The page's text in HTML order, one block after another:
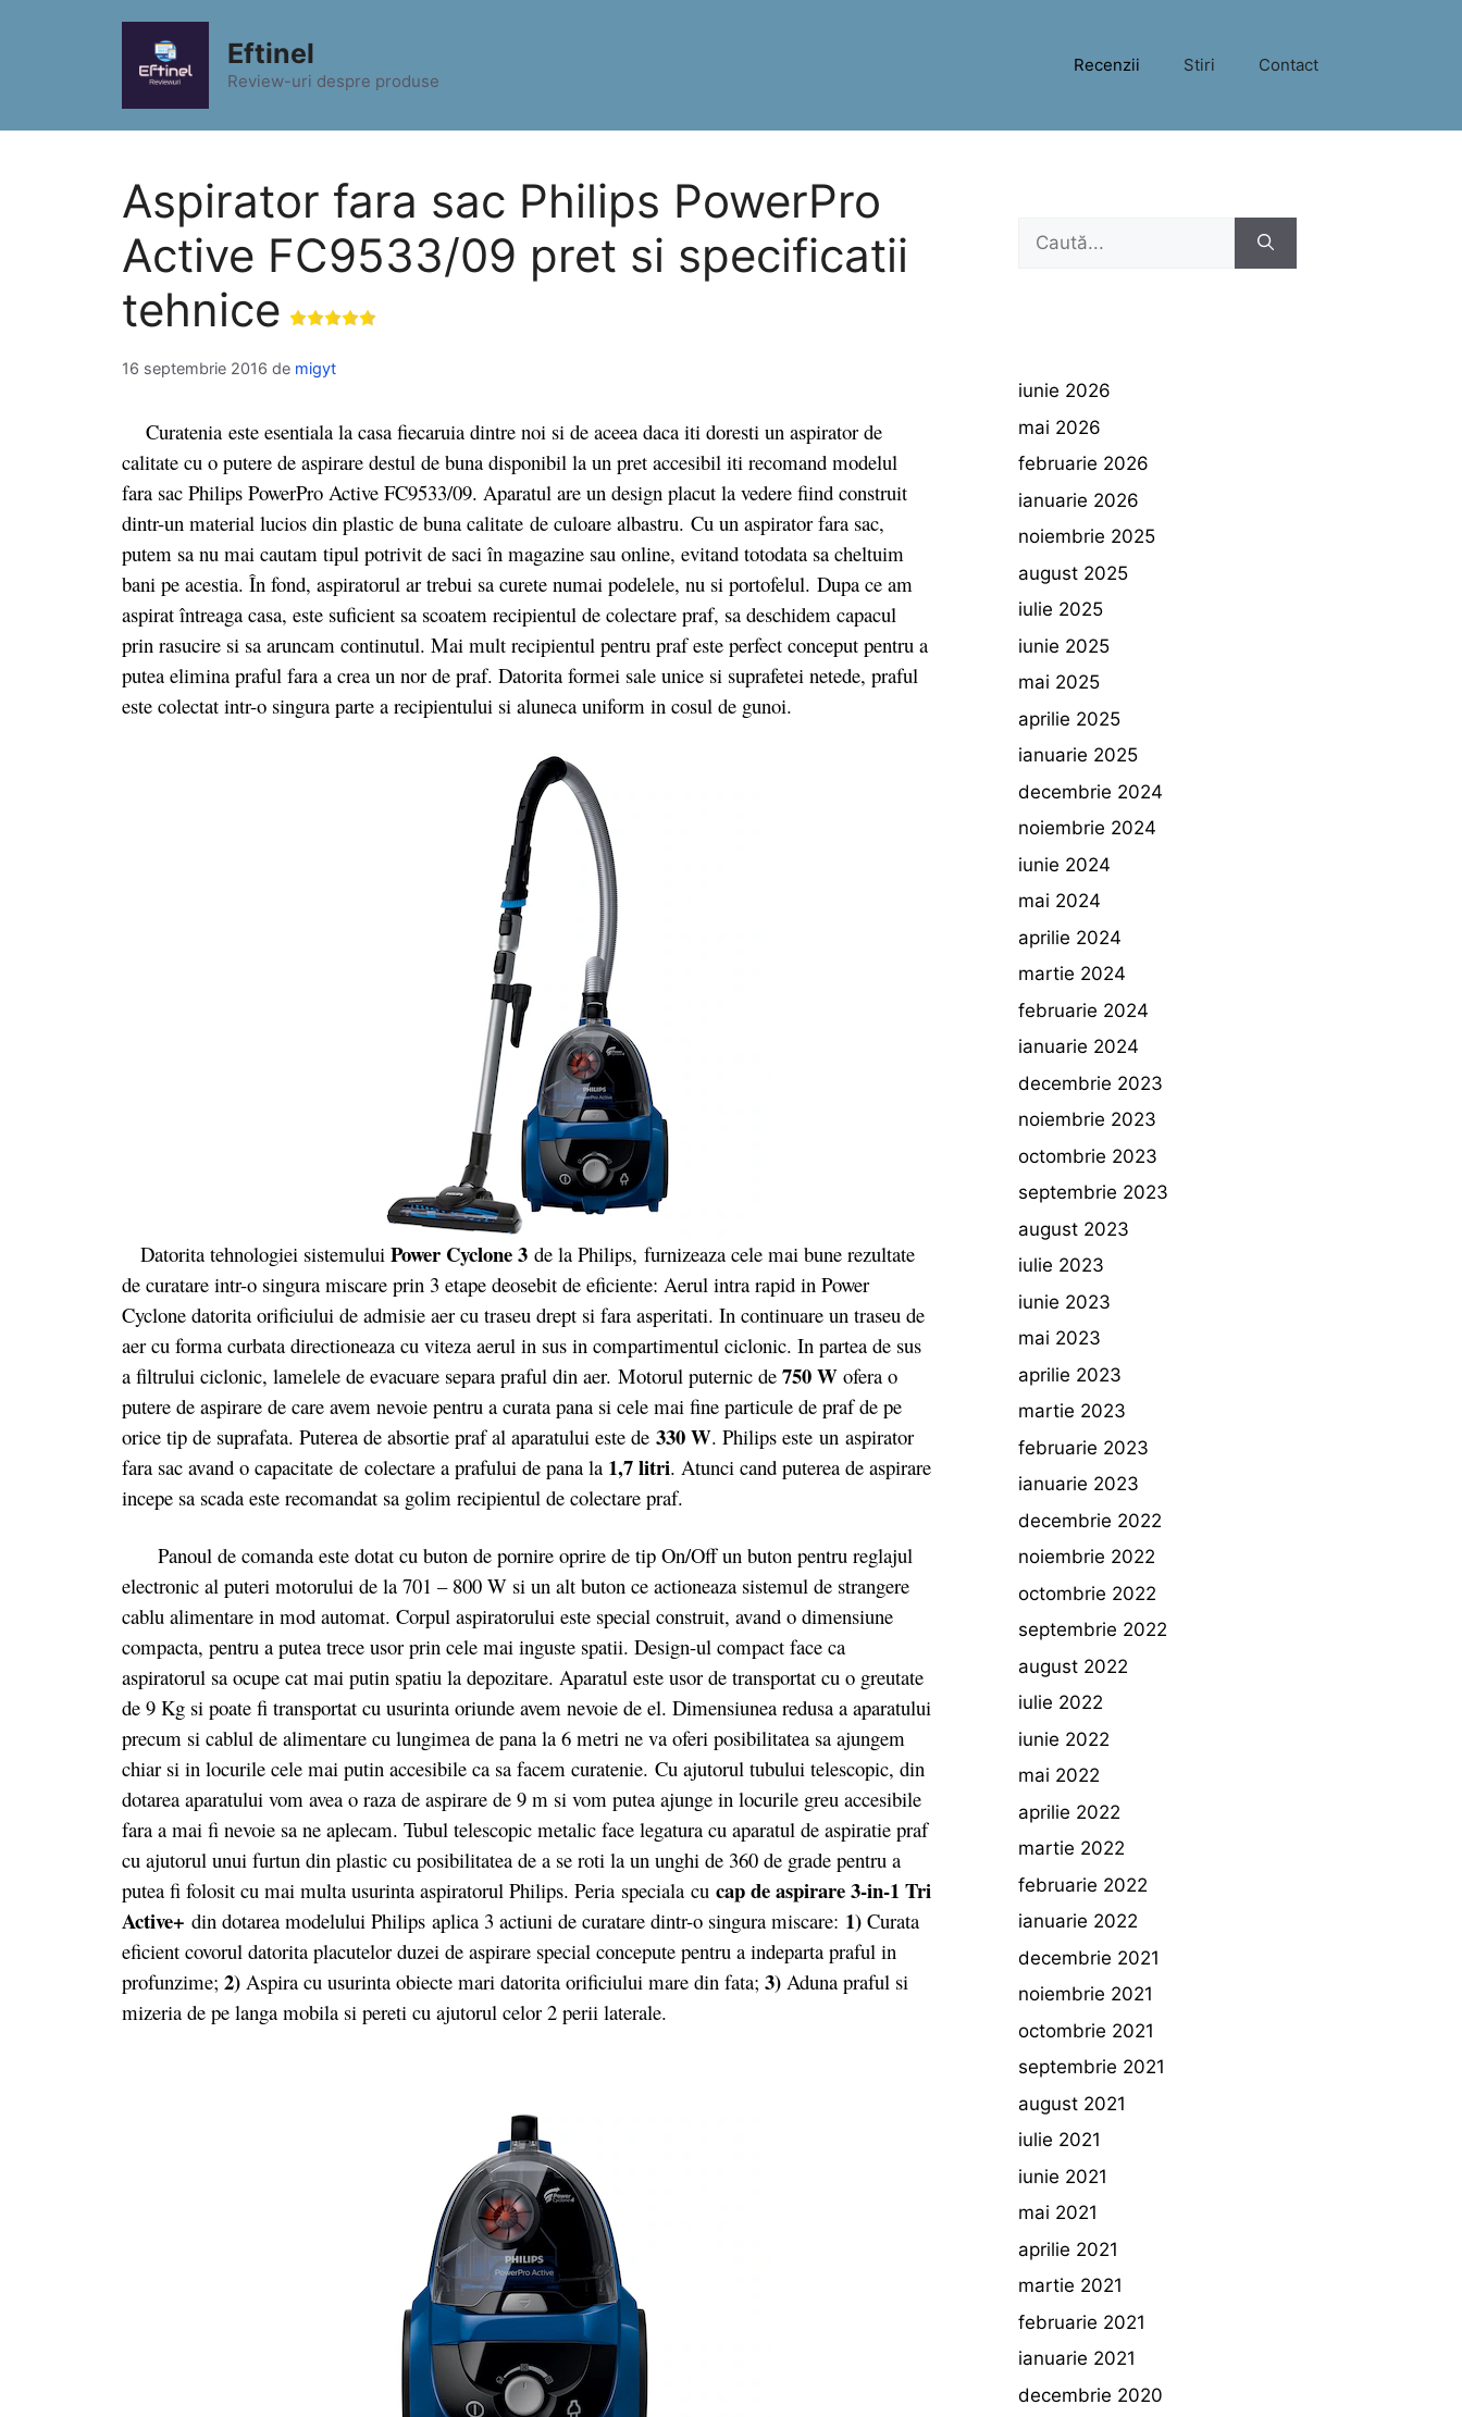
Eftinel
Review-uri despre produse
Recenzii Stiri Contact
Aspirator fara sac Philips PowerPro
Active FC9533/09 pret si specificatii
tehnice
16 septembrie 2016 de migyt
Curatenia este esentiala la casa fiecaruia dintre noi si de aceea daca iti doresti un aspirator de
calitate cu o putere de aspirare destul de buna disponibil la un pret accesibil iti recomand modelul
fara sac Philips PowerPro Active FC9533/09. Aparatul are un design placut la vedere fiind construit
dintr-un material lucios din plastic de buna calitate de culoare albastru. Cu un aspirator fara sac,
putem sa nu mai cautam tipul potrivit de saci în magazine sau online, evitand totodata sa cheltuim
bani pe acestia. În fond, aspiratorul ar trebui sa curete numai podelele, nu si portofelul. Dupa ce am
aspirat întreaga casa, este suficient sa scoatem recipientul de colectare praf, sa deschidem capacul
prin rasucire si sa aruncam continutul. Mai mult recipientul pentru praf este perfect conceput pentru a
putea elimina praful fara a crea un nor de praf. Datorita formei sale unice si suprafetei netede, praful
este colectat intr-o singura parte a recipientului si aluneca uniform in cosul de gunoi.
Datorita tehnologiei sistemului Power Cyclone 3 de la Philips, furnizeaza cele mai bune rezultate
de curatare intr-o singura miscare prin 3 etape deosebit de eficiente: Aerul intra rapid in Power
Cyclone datorita orificiului de admisie aer cu traseu drept si fara asperitati. In continuare un traseu de
aer cu forma curbata directioneaza cu viteza aerul in sus in compartimentul ciclonic. In partea de sus
a filtrului ciclonic, lamelele de evacuare separa praful din aer. Motorul puternic de 750 W ofera o
putere de aspirare de care avem nevoie pentru a curata pana si cele mai fine particule de praf de pe
orice tip de suprafata. Puterea de absortie praf al aparatului este de 330 W. Philips este un aspirator
fara sac avand o capacitate de colectare a prafului de pana la 1,7 litri. Atunci cand puterea de aspirare
incepe sa scada este recomandat sa golim recipientul de colectare praf.
Panoul de comanda este dotat cu buton de pornire oprire de tip On/Off un buton pentru reglajul
electronic al puteri motorului de la 701 – 800 W si un alt buton ce actioneaza sistemul de strangere
cablu alimentare in mod automat. Corpul aspiratorului este special construit, avand o dimensiune
compacta, pentru a putea trece usor prin cele mai inguste spatii. Design-ul compact face ca
aspiratorul sa ocupe cat mai putin spatiu la depozitare. Aparatul este usor de transportat cu o greutate
de 9 Kg si poate fi transportat cu usurinta oriunde avem nevoie de el. Dimensiunea redusa a aparatului
precum si cablul de alimentare cu lungimea de pana la 6 metri ne va oferi posibilitatea sa ajungem
chiar si in locurile cele mai putin accesibile ca sa facem curatenie. Cu ajutorul tubului telescopic, din
dotarea aparatului vom avea o raza de aspirare de 9 m si vom putea ajunge in locurile greu accesibile
fara a mai fi nevoie sa ne aplecam. Tubul telescopic metalic face legatura cu aparatul de aspiratie praf
cu ajutorul unui furtun din plastic cu posibilitatea de a se roti la un unghi de 360 de grade pentru a
putea fi folosit cu mai multa usurinta aspiratorul Philips. Peria speciala cu cap de aspirare 3-in-1 Tri
Active+ din dotarea modelului Philips aplica 3 actiuni de curatare dintr-o singura miscare: 1) Curata
eficient covorul datorita placutelor duzei de aspirare special concepute pentru a indeparta praful in
profunzime; 2) Aspira cu usurinta obiecte mari datorita orificiului mare din fata; 3) Aduna praful si
mizeria de pe langa mobila si pereti cu ajutorul celor 2 perii laterale.
Caută
iunie 2026
mai 2026
februarie 2026
ianuarie 2026
noiembrie 2025
august 2025
iulie 2025
iunie 2025
mai 2025
aprilie 2025
ianuarie 2025
decembrie 2024
noiembrie 2024
iunie 2024
mai 2024
aprilie 2024
martie 2024
februarie 2024
ianuarie 2024
decembrie 2023
noiembrie 2023
octombrie 2023
septembrie 2023
august 2023
iulie 2023
iunie 2023
mai 2023
aprilie 2023
martie 2023
februarie 2023
ianuarie 2023
decembrie 2022
noiembrie 2022
octombrie 2022
septembrie 2022
august 2022
iulie 2022
iunie 2022
mai 2022
aprilie 2022
martie 2022
februarie 2022
ianuarie 2022
decembrie 2021
noiembrie 2021
octombrie 2021
septembrie 2021
august 2021
iulie 2021
iunie 2021
mai 2021
aprilie 2021
martie 2021
februarie 2021
ianuarie 2021
decembrie 2020